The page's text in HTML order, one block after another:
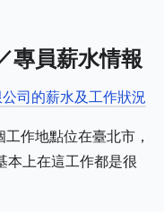
專員薪水情報
司的薪水及工作狀況
作地點位在臺北市，
本上在這工作都是很